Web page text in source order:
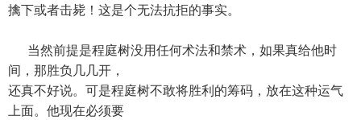
擒下或者击毙！这是个无法抗拒的事实。
当然前提是程庭树没用任何术法和禁术，如果真给他时
间，那胜负几几开，
还真不好说。可是程庭树不敢将胜利的筹码，放在这种运气
上面。他现在必须要